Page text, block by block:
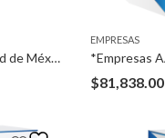
*Despachos contables en Ciudad de México y Megalópolis. *Profesionistas contadores en Ciudad de México y Megalópolis.
EMPRESAS
$81,838.00